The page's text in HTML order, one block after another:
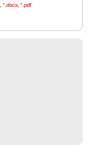
*.docx, *.pdf